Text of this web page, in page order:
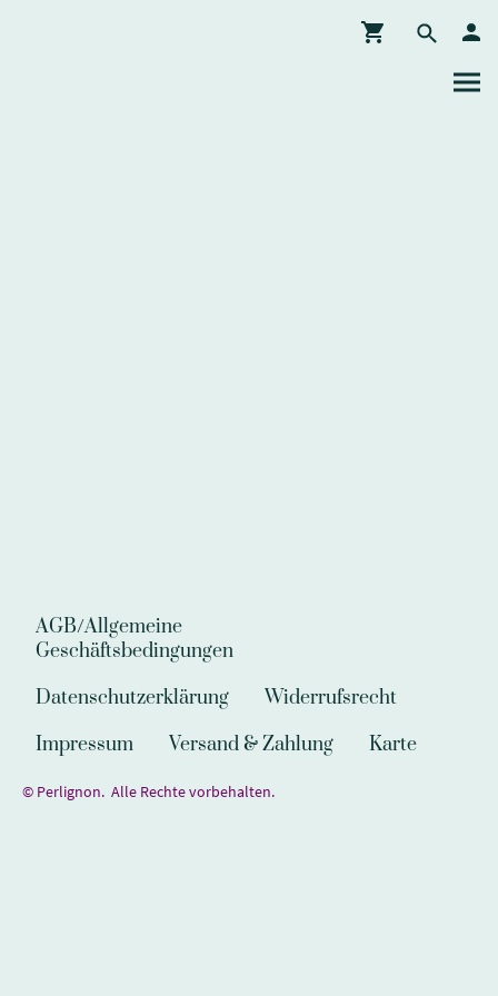
AGB/Allgemeine
Geschäftsbedingungen
Datenschutzerklärung
Widerrufsrecht
Impressum
Versand & Zahlung Karte
© Perlignon. Alle Rechte vorbehalten.